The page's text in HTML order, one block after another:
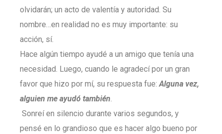
olvidarán; un acto de valentía y autoridad. Su
nombre…en realidad no es muy importante: su
acción, sí.
Hace algún tiempo ayudé a un amigo que tenía una
necesidad. Luego, cuando le agradecí por un gran
favor que hizo por mí, su respuesta fue:Alguna vez,
alguien me ayudó también.
Sonreí en silencio durante varios segundos, y
pensé en lo grandioso que es hacer algo bueno por